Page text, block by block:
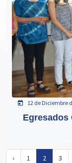
12 de Diciembre
Egresados
‹ 1 2 3